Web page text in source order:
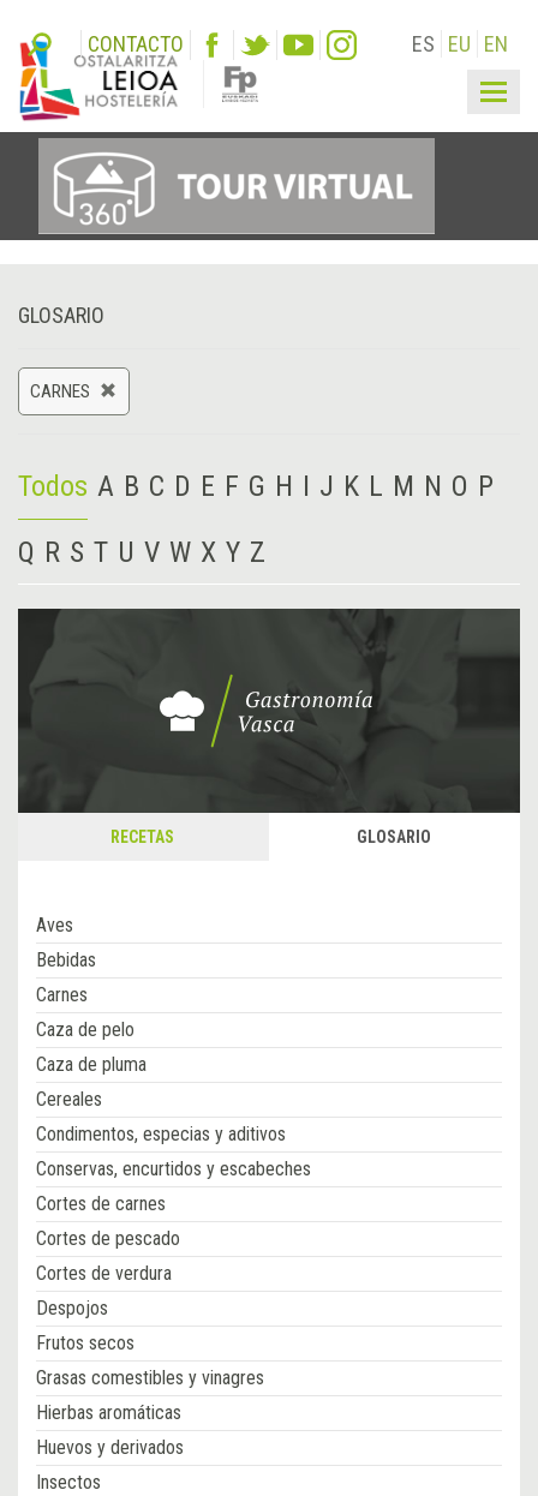
CONTACTO ES EU EN
GLOSARIO
CARNES
Todos A B C D E F G H I J K L M N O P
Q R S T U V W X Y Z
RECETAS GLOSARIO
Aves
Bebidas
Carnes
Caza de pelo
Caza de pluma
Cereales
Condimentos, especias y aditivos
Conservas, encurtidos y escabeches
Cortes de carnes
Cortes de pescado
Cortes de verdura
Despojos
Frutos secos
Grasas comestibles y vinagres
Hierbas aromáticas
Huevos y derivados
Insectos